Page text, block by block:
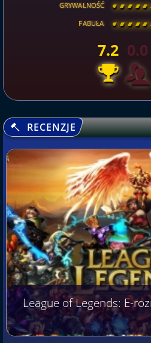
GRYWALNOŚĆ [ \ \ \ \
FABUŁA [ \ \ \ \
7.2 0.0
RECENZJE
League of Legends: E-